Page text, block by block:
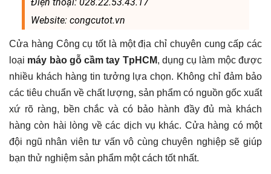
Website: congcutot.vn
Cửa hàng Công cụ tốt là một địa chỉ chuyên cung cấp các
loại máy bào gỗ cầm tay TpHCM, dụng cụ làm mộc được
nhiều khách hàng tin tưởng lựa chọn. Không chỉ đảm bảo
các tiêu chuẩn về chất lượng, sản phẩm có nguồn gốc xuất
xứ rõ ràng, bền chắc và có bảo hành đầy đủ mà khách
hàng còn hài lòng về các dịch vụ khác. Cửa hàng có một
đội ngũ nhân viên tư vấn vô cùng chuyên nghiệp sẽ giúp
bạn thử nghiệm sản phẩm một cách tốt nhất.